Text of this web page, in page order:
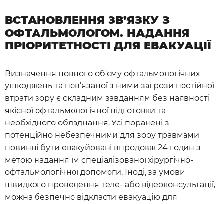
ВСТАНОВЛЕННЯ ЗВ’ЯЗКУ З
ОФТАЛЬМОЛОГОМ. НАДАННЯ
ПРІОРИТЕТНОСТІ ДЛЯ ЕВАКУАЦІЇ
Визначення повного об'єму офтальмологічних
ушкоджень та пов’язаної з ними загрози постійної
втрати зору є складним завданням без наявності
якісної офтальмологічної підготовки та
необхідного обладнання. Усі поранені з
потенційно небезпечними для зору травмами
повинні бути евакуйовані впродовж 24 годин з
метою надання їм спеціалізованої хірургічно-
офтальмологічної допомоги. Іноді, за умови
швидкого проведення теле- або відеоконсультації,
можна безпечно відкласти евакуацію для